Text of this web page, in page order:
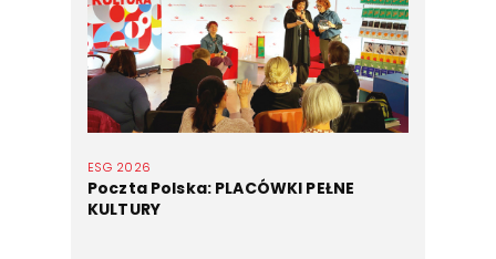
ESG 2026
Poczta Polska: PLACÓWKI PEŁNE
KULTURY